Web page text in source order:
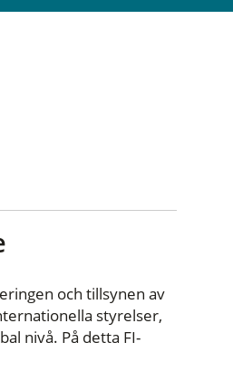
och tillsynen av
styrelser,
nivå. På detta FI-